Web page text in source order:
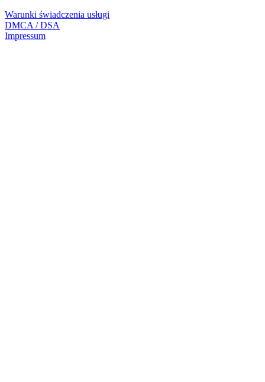
Warunki świadczenia usługi
DMCA / DSA
Impressum